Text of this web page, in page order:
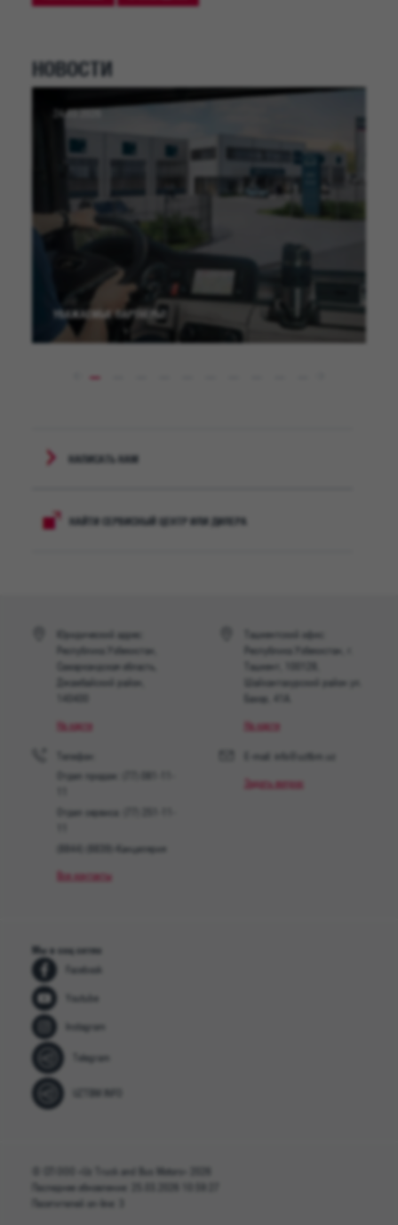
НОВОСТИ
24.03.2026
УВАЖАЕМЫЕ ПАРТНЕРЫ!
НАПИСАТЬ НАМ
НАЙТИ СЕРВИСНЫЙ ЦЕНТР ИЛИ ДИЛЕРА
Юридический адрес:
Республика Узбекистан,
Самаркандская область,
Джамбайский район,
На карте
Ташкентский офис:
Республика Узбекистан, г.
Ташкент, 100128,
Шайхантахурский район ул.
Бахор, 41A.
На карте
Телефон:
Отдел продаж: (77) 081-11-
Отдел сервиса: (77) 251-11-
(8844) (8839)-Канцелярия
Все контакты
E-mail: info@uztbm.uz
Задать вопрос
Мы в соц сетях
Facebook
Youtube
Instagram
Telegram
© СП ООО «Uz Truck and Bus Motors» 2026
Последнее обновление: 25.03.2026 10:59:27
Посетителей on-line: 3